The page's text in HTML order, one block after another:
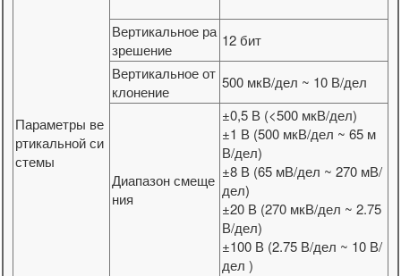
Параметры ве
ртикальной си
стемы
Вертикальное ра
зрешение
12 бит
Вертикальное от
клонение
500 мкВ/дел ~ 10 В/дел
Диапазон смеще
ния
±0,5 В (<500 мкВ/дел)
±1 В (500 мкВ/дел ~ 65 м
В/дел)
±8 В (65 мВ/дел ~ 270 мВ/
дел)
±20 В (270 мкВ/дел ~ 2.75
В/дел)
±100 В (2.75 В/дел ~ 10 В/
дел )